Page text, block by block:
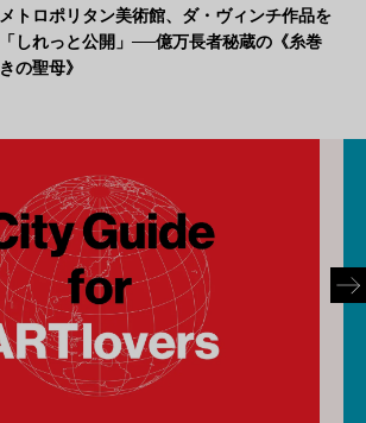
メトロポリタン美術館、ダ・ヴィンチ作品を
「しれっと公開」──億万長者秘蔵の《糸巻
きの聖母》